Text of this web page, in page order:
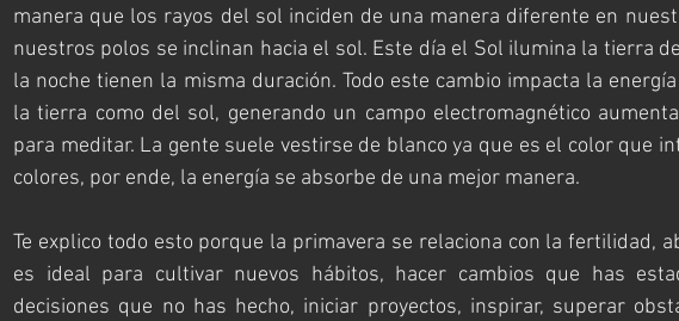
manera que los rayos del sol inciden de una manera diferente en
nuestros polos se inclinan hacia el sol. Este día el Sol ilumina la tierra
la noche tienen la misma duración. Todo este cambio impacta la
la tierra como del sol, generando un campo electromagnético
para meditar. La gente suele vestirse de blanco ya que es el color que
colores, por ende, la energía se absorbe de una mejor manera.
Te explico todo esto porque la primavera se relaciona con la fertilidad,
es ideal para cultivar nuevos hábitos, hacer cambios que has
decisiones que no has hecho, iniciar proyectos, inspirar, superar